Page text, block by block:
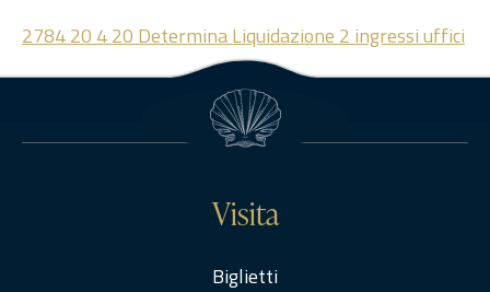
2784 20 4 20 Determina Liquidazione 2 ingressi uffici
Visita
Biglietti